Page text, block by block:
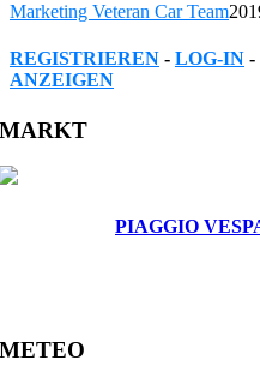
Marketing Veteran Car Team
REGISTRIEREN - LOG-IN -
ANZEIGEN
Facebook
Twitter
Reddit
LinkedIn
WhatsApp
Tumblr
Pinterest
Vk
Xing
Email
MARKT
PIAGGIO
METEO